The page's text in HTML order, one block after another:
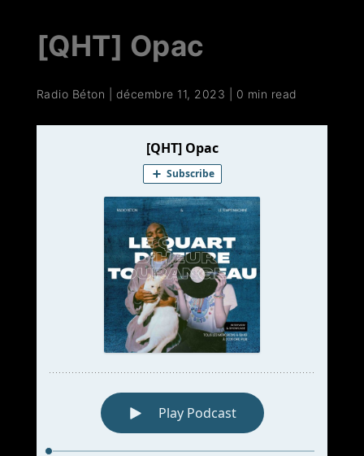
[QHT] Opac
Radio Béton décembre 11, 2023 0 min read